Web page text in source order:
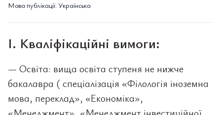
Мова публікації: Українська
І. Кваліфікаційні вимоги:
— Освіта: вища освіта ступеня не нижче
бакалавра ( спеціалізація «Філологія іноземна
мова, переклад», «Економіка»,